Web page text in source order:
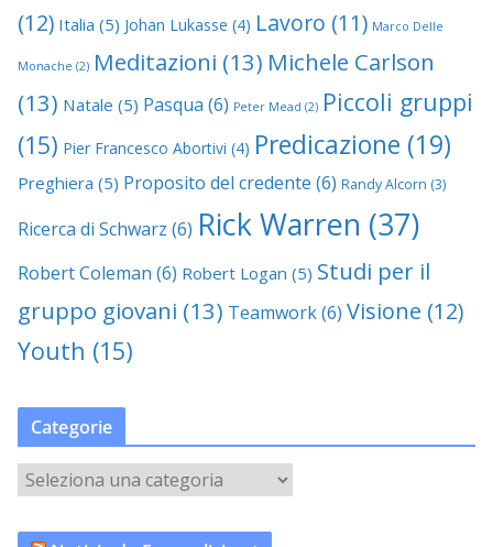
(12) Italia (5) Johan Lukasse (4) Lavoro (11) Marco Delle
Monache (2) Meditazioni (13) Michele Carlson
(13) Natale (5) Pasqua (6) Peter Mead (2) Piccoli gruppi
(15) Pier Francesco Abortivi (4) Predicazione (19)
Preghiera (5) Proposito del credente (6) Randy Alcorn (3)
Ricerca di Schwarz (6) Rick Warren (37)
Robert Coleman (6) Robert Logan (5) Studi per il
gruppo giovani (13) Teamwork(6) Visione (12)
Youth (15)
Categorie
a
t